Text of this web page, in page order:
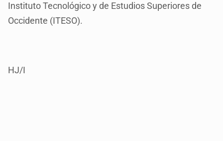
Instituto Tecnológico y de Estudios Superiores de
Occidente (ITESO).
HJ/I